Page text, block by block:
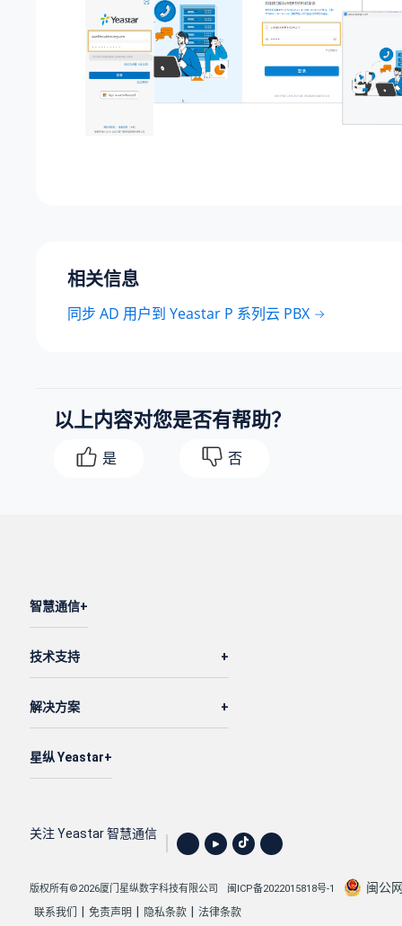
相关信息
同步 AD 用户到 Yeastar P 系列云 PBX
以上内容对您是否有帮助？
是 否
智慧通信
技术支持
解决方案
星纵 Yeastar
关注 Yeastar 智慧通信
版权所有©2026厦门星纵数字科技有限公司 闽ICP备2022015818号-1 闽公
联系我们 免责声明 隐私条款 法律条款